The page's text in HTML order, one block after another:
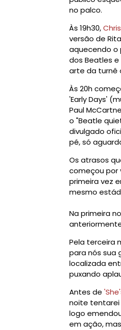
no palco.
Às 19h30,
versão de
aquecendo o
dos Beatles
arte da turnê
Às 20h
'Early Days'
Paul
o "Beatle
divulgado
pé, só
Os atrasos
começou por
primeira vez
mesmo
Na primeira
Pela terceira
para nós sua
localizada
puxando
Antes de
noite tentarei
logo
em ação,